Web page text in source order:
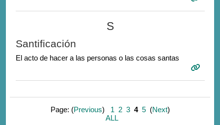
S
Santificación
El acto de hacer a las personas o las cosas santas
Page: (Previous) 1 2 3 4 5(Next)
ALL